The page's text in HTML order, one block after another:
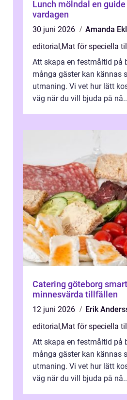
Lunch mölndal en guide till god mat i
vardagen
30 juni 2026
Amanda
editorial,Mat för speciella
Att skapa en festmåltid på
många gäster kan kännas
utmaning. Vi vet hur lätt
väg när du vill bjuda på
Catering göteborg smarta val för
minnesvärda tillfällen
12 juni 2026
Erik
editorial,Mat för speciella
Att skapa en festmåltid på
många gäster kan kännas
utmaning. Vi vet hur lätt
väg när du vill bjuda på